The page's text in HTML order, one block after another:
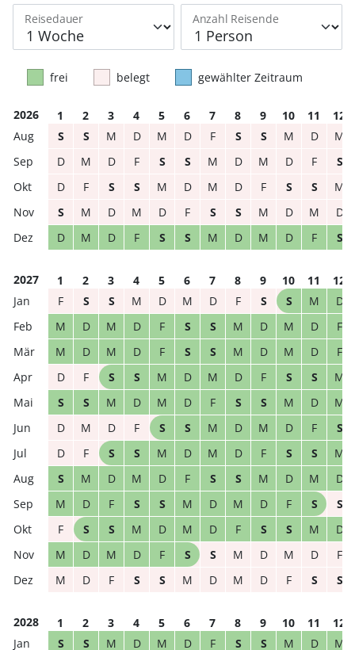
Reisedauer Anzahl Reisende
frei belegt gewählter Zeitraum
2026 1 2 3 4 5 6 7 8 9 10 11
12
S
S M D M D F S S M D
M
D
M D F S S M D M D F
S
D
F S S M D M D F S S
M
S
M D M D F S S M D M
D
D
M D F S S M D M D F S
2027 1 2 3 4 5 6 7 8 9 10 11
12
F
S S M D M D F S S M
D
M
D M D F S S M D M D
F
M
D M D F S S M D M D
F
D
F S S M D M D F S S
M
S
S M D M D F S S M D
M
D
M D F S S M D M D F
S
D
F S S M D M D F S S
M
S
M D M D F S S M D M
D
M
D F S S M D M D F S
S
F
S S M D M D F S S M
D
M
D M D F S S M D M D
F
M
D F S S M D M D F S S
2028 1 2 3 4 5 6 7 8 9 10 11
12
S
S M D M D F S S M D M